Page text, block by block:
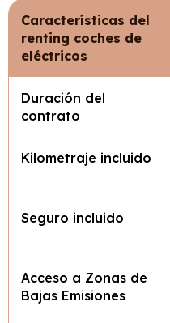
Características del
renting coches de
eléctricos
Duración del
contrato
Kilometraje incluido
Seguro incluido
Acceso a Zonas de
Bajas Emisiones